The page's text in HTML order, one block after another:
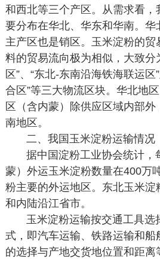
和西北等三个产区。从需求看，
要分布在华北、华东和华南。华
主产区也是销区。玉米淀粉的贸
料的贸易流向极为相似，大致分
区”、“东北-东南沿海铁海联运区
合区”等三大物流区块。华北地
区（含内蒙）除供应区域内部
南地区。
二、我国玉米淀粉运输情况
据中国淀粉工业协会统计，
蒙）外运玉米淀粉数量在400万
粉主要的外运地区。东北玉米
和内陆沿江省市。
玉米淀粉运输按交通工具选
式，即汽车运输、铁路运输和
的选择与产地交货地位置和距离